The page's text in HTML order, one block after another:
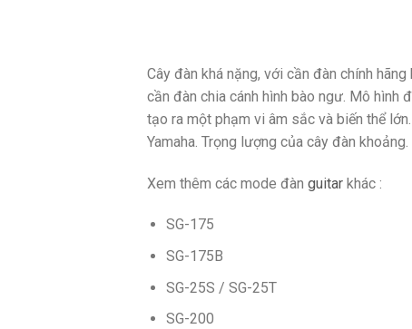
Cây đàn khá nặng, với cần đàn chính
cần đàn chia cánh hình bào ngư. Mô hình
tạo ra một phạm vi âm sắc và biến thể
Yamaha. Trọng lượng của cây đàn
Xem thêm các mode đàn guitar khác :
SG-175
SG-175B
SG-25S / SG-25T
SG-200